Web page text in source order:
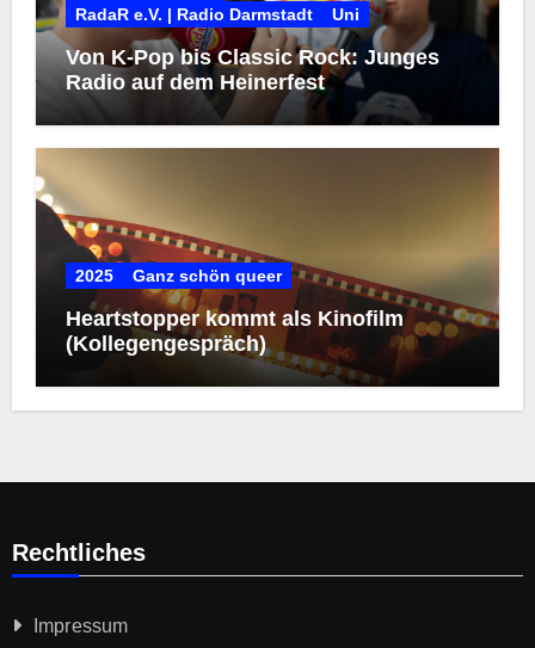
RadaR e.V. | Radio Darmstadt
Uni
Von K-Pop bis Classic Rock: Junges
Radio auf dem Heinerfest
2025 Ganz schön queer
Heartstopper kommt als Kinofilm
(Kollegengespräch)
Rechtliches
Impressum